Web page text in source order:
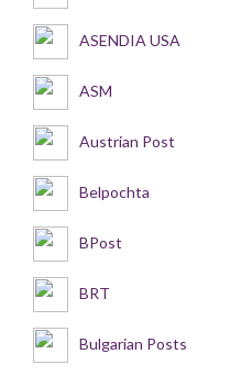
ASENDIA USA
ASM
Austrian Post
Belpochta
BPost
BRT
Bulgarian Posts